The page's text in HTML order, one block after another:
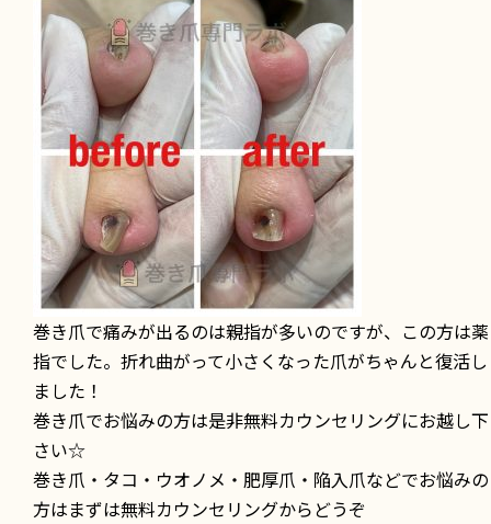
巻き爪で痛みが出るのは親指が多いのですが、この方は薬
指でした。折れ曲がって小さくなった爪がちゃんと復活し
ました！
巻き爪でお悩みの方は是非無料カウンセリングにお越し下
さい☆
巻き爪・タコ・ウオノメ・肥厚爪・陥入爪などでお悩みの
方はまずは無料カウンセリングからどうぞ